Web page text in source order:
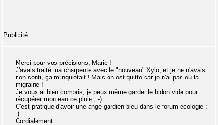
Publicité
Merci pour vos précisions, Marie !
J'avais traité ma charpente avec le "nouveau" Xylo, et je ne n'avais
rien senti, ça m'inquiétait ! Mais on est quitte car je n'ai pas eu la
migraine !
Je vous ai bien compris, je peux même garder le bidon vide pour
récupérer mon eau de pluie ; -)
C'est pratique d'avoir une ange gardien bleu dans le forum écologie ;
-)
Cordialement.